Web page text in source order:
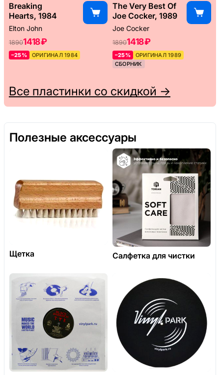
Breaking
Hearts, 1984
Elton John
18901418 ₽
–25% ОРИГИНАЛ 1984
The Very Best Of
Joe Cocker, 1989
Joe Cocker
18901418 ₽
–25%
ОРИГИНАЛ 1989
СБОРНИК
Все пластинки со скидкой →
Полезные аксессуары
Щетка Салфетка для чистки